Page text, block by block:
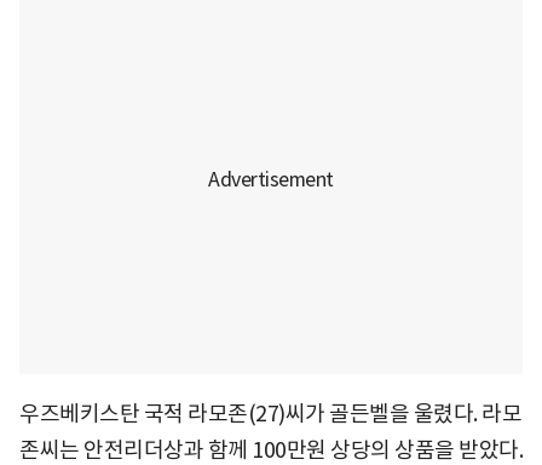
우즈베키스탄 국적 라모존(27)씨가 골든벨을 울렸다. 라모
존씨는 안전리더상과 함께 100만원 상당의 상품을 받았다.